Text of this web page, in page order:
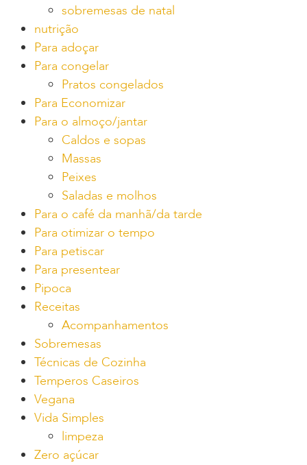
sobremesas de natal
nutrição
Para adoçar
Para congelar
Pratos congelados
Para Economizar
Para o almoço/jantar
Caldos e sopas
Massas
Peixes
Saladas e molhos
Para o café da manhã/da tarde
Para otimizar o tempo
Para petiscar
Para presentear
Pipoca
Receitas
Acompanhamentos
Sobremesas
Técnicas de Cozinha
Temperos Caseiros
Vegana
Vida Simples
limpeza
Zero açúcar